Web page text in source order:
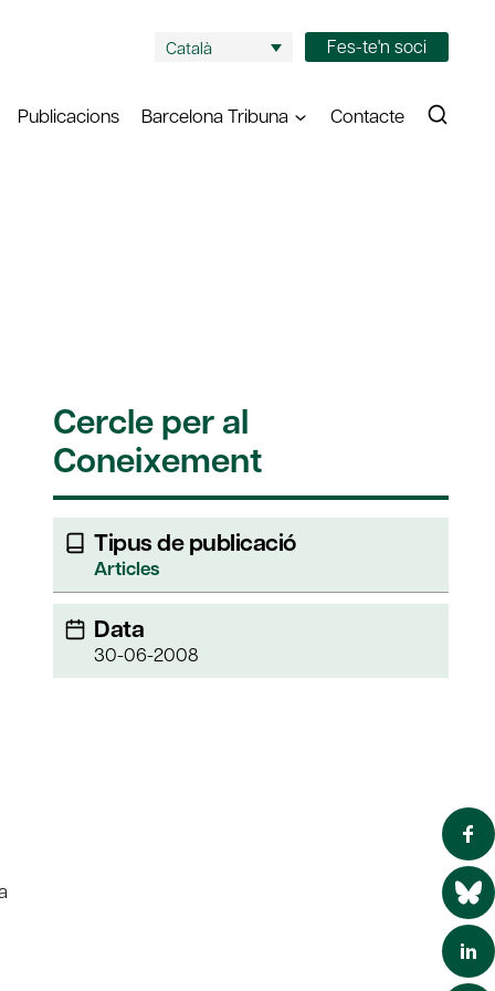
Català Fes-te'n soci
Publicacions Barcelona Tribuna Contacte
Cercle per al
Coneixement
Tipus de publicació
Articles
Data
30-06-2008